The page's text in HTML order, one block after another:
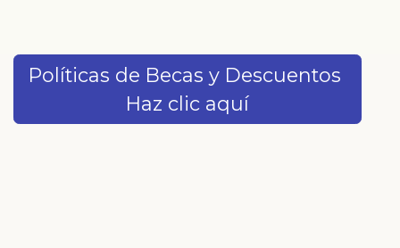
Políticas de Becas y Descuentos
Haz clic aquí